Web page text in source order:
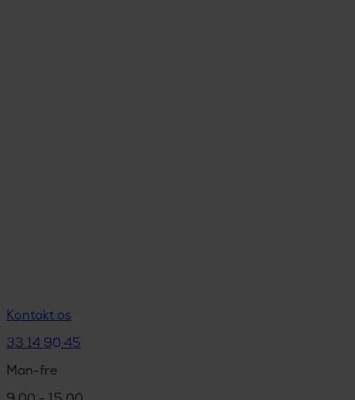
Kontakt os
33 14 90 45
Man-fre